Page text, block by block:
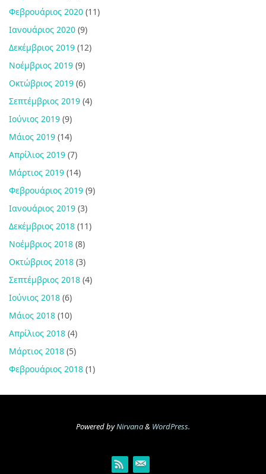
Φεβρουάριος 2020 (11)
Ιανουάριος 2020 (9)
Δεκέμβριος 2019 (12)
Νοέμβριος 2019 (9)
Οκτώβριος 2019 (6)
Σεπτέμβριος 2019 (4)
Ιούνιος 2019 (9)
Μάιος 2019 (14)
Απρίλιος 2019 (7)
Μάρτιος 2019 (14)
Φεβρουάριος 2019 (9)
Ιανουάριος 2019 (3)
Δεκέμβριος 2018 (11)
Νοέμβριος 2018 (8)
Οκτώβριος 2018 (3)
Σεπτέμβριος 2018 (4)
Ιούνιος 2018 (6)
Μάιος 2018 (10)
Απρίλιος 2018 (4)
Μάρτιος 2018 (5)
Φεβρουάριος 2018 (1)
Powered byNirvana& WordPress.